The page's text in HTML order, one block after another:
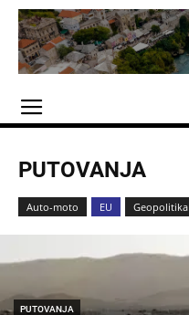
PUTOVANJA
Auto-moto EU Geopolitika
PUTOVANJA